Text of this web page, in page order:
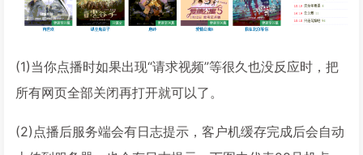
(1)当你点播时如果出现“请求视频”等很久也没反应时，把
所有网页全部关闭再打开就可以了。
(2)点播后服务端会有日志提示，客户机缓存完成后会自动